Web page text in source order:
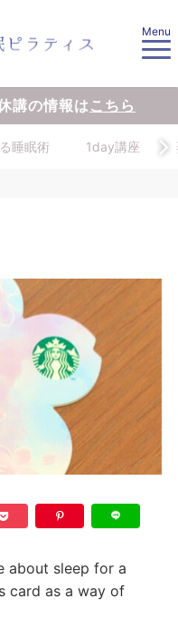
Menu
講の情報はこちら
睡眠術 1day講座
about sleep for a
card as a way of